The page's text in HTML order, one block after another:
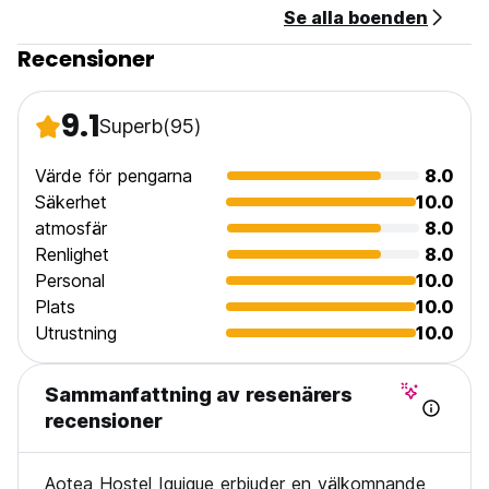
Se alla boenden
Recensioner
9.1Superb(95)
Värde för pengarna
8.0
Säkerhet
10.0
atmosfär
8.0
Renlighet
8.0
Personal
10.0
Plats
10.0
Utrustning
10.0
Sammanfattning av resenärers
recensioner
Aotea Hostel Iquique erbjuder en välkomnande